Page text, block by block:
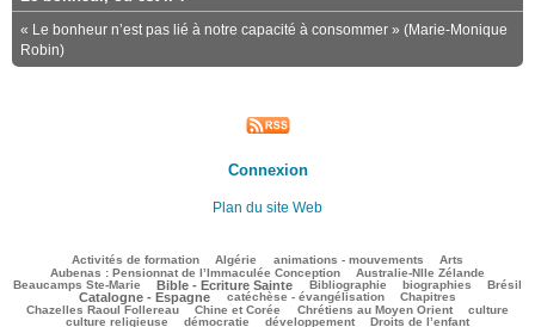
« Le bonheur n’est pas lié à notre capacité à consommer » (Marie-Monique
Robin)
Connexion
Plan du site Web
Activités de formation Algérie animations - mouvements Arts
Aubenas : Pensionnat de l’Immaculée Conception
31/1600 Australie-Nlle Zélande
45/1600
Beaucamps Ste-Marie
369/1600 Bible - Ecriture Sainte
25/1600 Bibliographie
302/1600 biographies
109/1600 Brésil
399/1600
Catalogne - Espagne catéchèse - évangélisation Chapitres
Chazelles Raoul Follereau
68/1600 Chine et Corée
109/1600 Chrétiens au Moyen Orient
204/1600 culture
27/1600
culture religieuse
démocratie développement Droits de l’enfant